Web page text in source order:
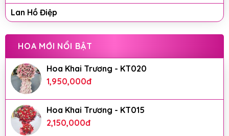
Lan Hồ Điệp
HOA MỚI NỔI BẬT
Hoa Khai Trương - KT020
1,950,000đ
Hoa Khai Trương - KT015
2,150,000đ